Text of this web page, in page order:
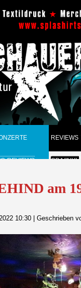
REVIEWS
REVIEWS
CD/VINYL
ARCHIV
am
10:30 Geschrieben